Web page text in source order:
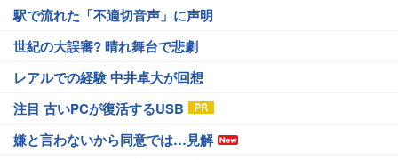
駅で流れた「不適切音声」に声明
世紀の大誤審? 晴れ舞台で悲劇
レアルでの経験 中井卓大が回想
注目 古いPCが復活するUSB
嫌と言わないから同意では…見解